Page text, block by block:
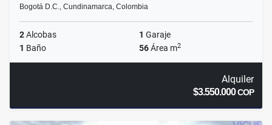
Bogotá D.C., Cundinamarca, Colombia
2Alcobas 1 Garaje
1 Baño 56Área m2
Alquiler
$3.550.000COP